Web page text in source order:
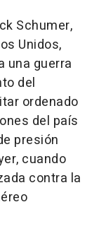
Schumer,
Unidos,
una guerra
del
ordenado
del país
presión
cuando
contra la